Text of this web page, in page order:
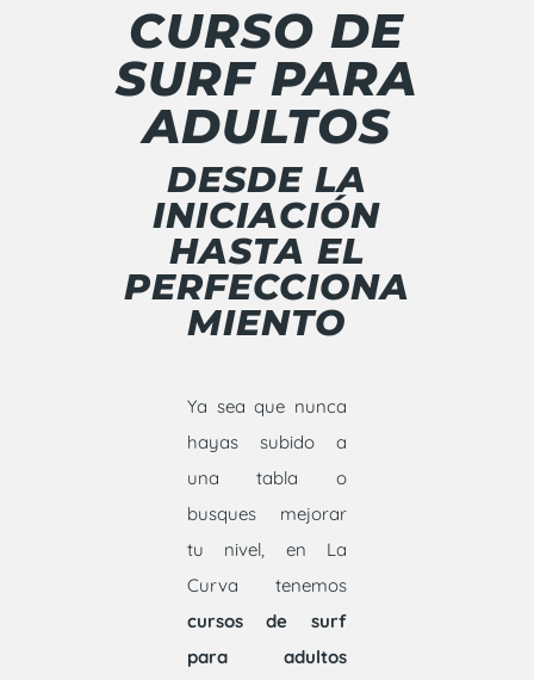
CURSO DE
SURF PARA
ADULTOS
DESDE LA
INICIACIÓN
HASTA EL
PERFECCIONA
MIENTO
Ya sea que nunca
hayas subido a
una tabla o
busques mejorar
tu nivel, en La
Curva tenemos
cursos de surf
para adultos